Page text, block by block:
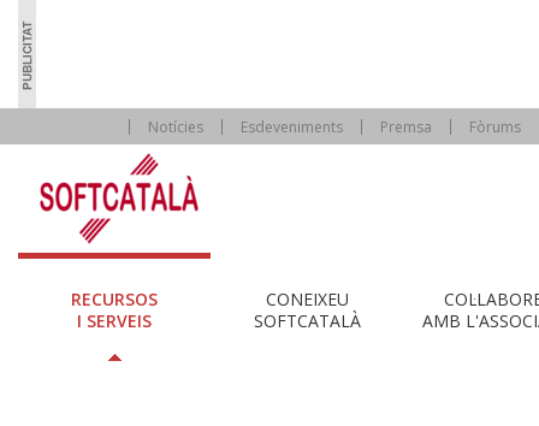
Notícies Esdeveniments Premsa Fòrums
RECURSOS
I SERVEIS
CONEIXEU
SOFTCATALÀ
AMB